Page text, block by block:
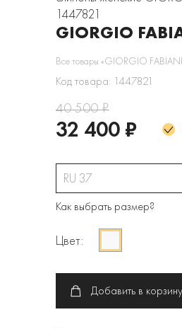
1447821
GIORGIO
Все товары «GIORGIO
Код товара: 1447821
40 500 ₽
32 400 ₽
RU 37
Как выбрать размер?
Цвет:
Добавить в корзину